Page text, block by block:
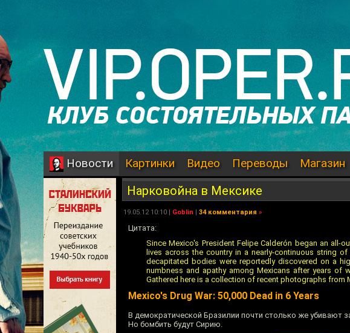
Новости Картинки Видео Переводы Магазин
Нарковойна в Мексике
19.05.12 10:10 | Goblin | 34 комментария »
Цитата:
Since Mexico's President Felipe Calderón began an all-
lives across the country in a nearly-continuous string
decapitated bodies were reportedly discovered on a
numbness and apathy among Mexicans after years of
Gathered here is a collection of recent photographs
Mexico's Drug War: 50,000 Dead in 6 Years
В демократической Бразилии почти столько же убивают
Но бомбить будут Сирию.